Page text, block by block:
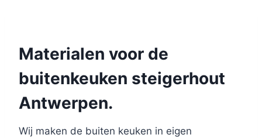
Materialen voor de
buitenkeuken steigerhout
Antwerpen.
Wij maken de buiten keuken in eigen